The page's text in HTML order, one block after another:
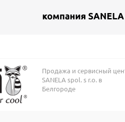
Продажа и сервисный
SANELA spol. s r.o. в
Белгороде